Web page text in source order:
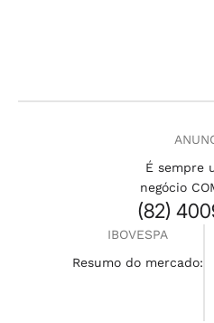
É sempre
negócio
(82)
IBOVESPA
Resumo do mercado: